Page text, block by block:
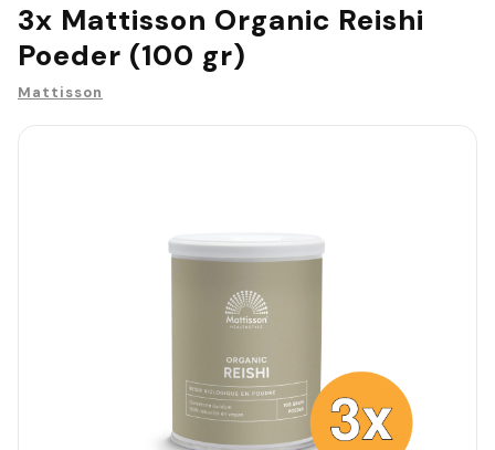
3x Mattisson Organic Reishi
Poeder (100 gr)
Mattisson